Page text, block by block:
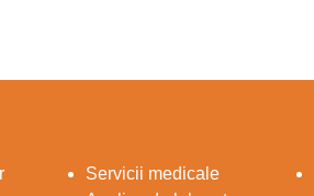
Servicii medicale